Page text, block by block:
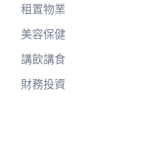
租置物業
美容保健
講飲講食
財務投資